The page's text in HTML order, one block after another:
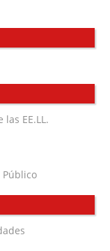
EE.LL.